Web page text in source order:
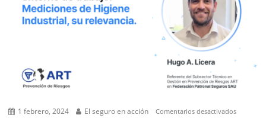
riesgos
laborales
1 febrero, 2024 El seguro en acción Comentarios desactivadosen